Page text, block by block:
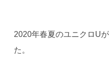
2020年春夏のユニクロU
た。